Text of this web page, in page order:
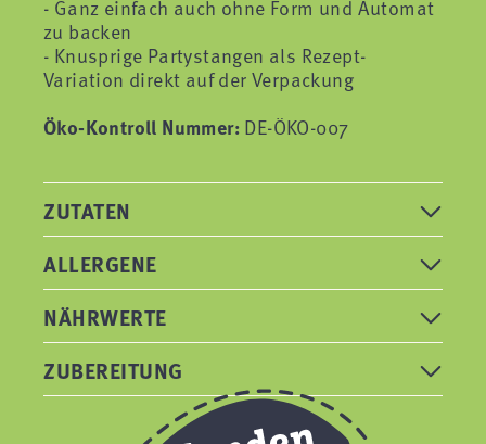
- Ganz einfach auch ohne Form und Automat
zu backen
- Knusprige Partystangen als Rezept-
Variation direkt auf der Verpackung
Öko-Kontroll Nummer: DE-ÖKO-007
ZUTATEN
ALLERGENE
NÄHRWERTE
ZUBEREITUNG